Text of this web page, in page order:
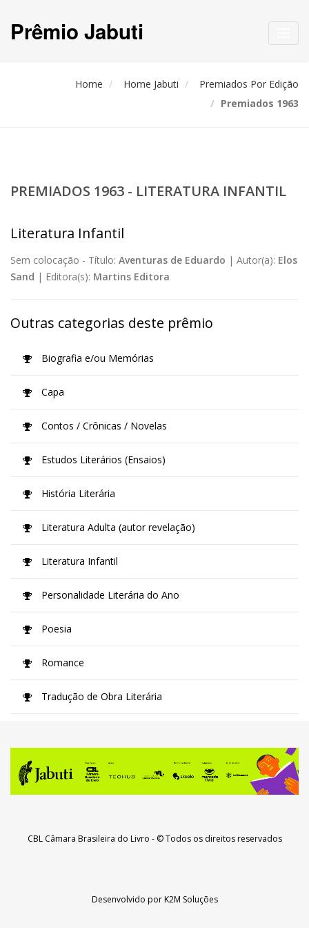
Prêmio Jabuti
Home Home Jabuti
Premiados Por Edição
Premiados 1963
PREMIADOS 1963 - LITERATURA INFANTIL
Literatura Infantil
Sem colocação - Título: Aventuras de Eduardo | Autor(a): Elos
Sand | Editora(s): Martins Editora
Outras categorias deste prêmio
Biografia e/ou Memórias
Capa
Contos / Crônicas / Novelas
Estudos Literários (Ensaios)
História Literária
Literatura Adulta (autor revelação)
Literatura Infantil
Personalidade Literária do Ano
Poesia
Romance
Tradução de Obra Literária
CBL Câmara Brasileira do Livro - © Todos os direitos reservados
Desenvolvido porK2M Soluções